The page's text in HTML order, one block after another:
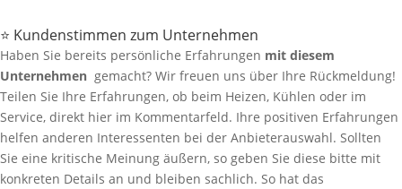
⭐ Kundenstimmen zum Unternehmen
Haben Sie bereits persönliche Erfahrungen mit diesem
Unternehmen gemacht? Wir freuen uns über Ihre Rückmeldung!
Teilen Sie Ihre Erfahrungen, ob beim Heizen, Kühlen oder im
Service, direkt hier im Kommentarfeld. Ihre positiven Erfahrungen
helfen anderen Interessenten bei der Anbieterauswahl. Sollten
Sie eine kritische Meinung äußern, so geben Sie diese bitte mit
konkreten Details an und bleiben sachlich. So hat das